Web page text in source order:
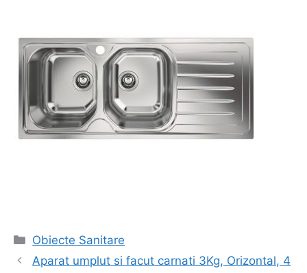
Categorii
Obiecte Sanitare
Navigare
Aparat umplut si facut carnati 3Kg, Orizontal, 4